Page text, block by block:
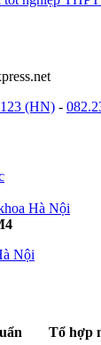
(HN) -
Hà Nội
Nội
Tổ hợp